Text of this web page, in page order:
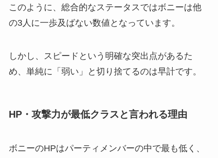
このように、総合的なステータスではボニーは他
の3人に一歩及ばない数値となっています。
しかし、スピードという明確な突出点があるた
め、単純に「弱い」と切り捨てるのは早計です。
HP・攻撃力が最低クラスと言われる理由
ボニーのHPはパーティメンバーの中で最も低く、